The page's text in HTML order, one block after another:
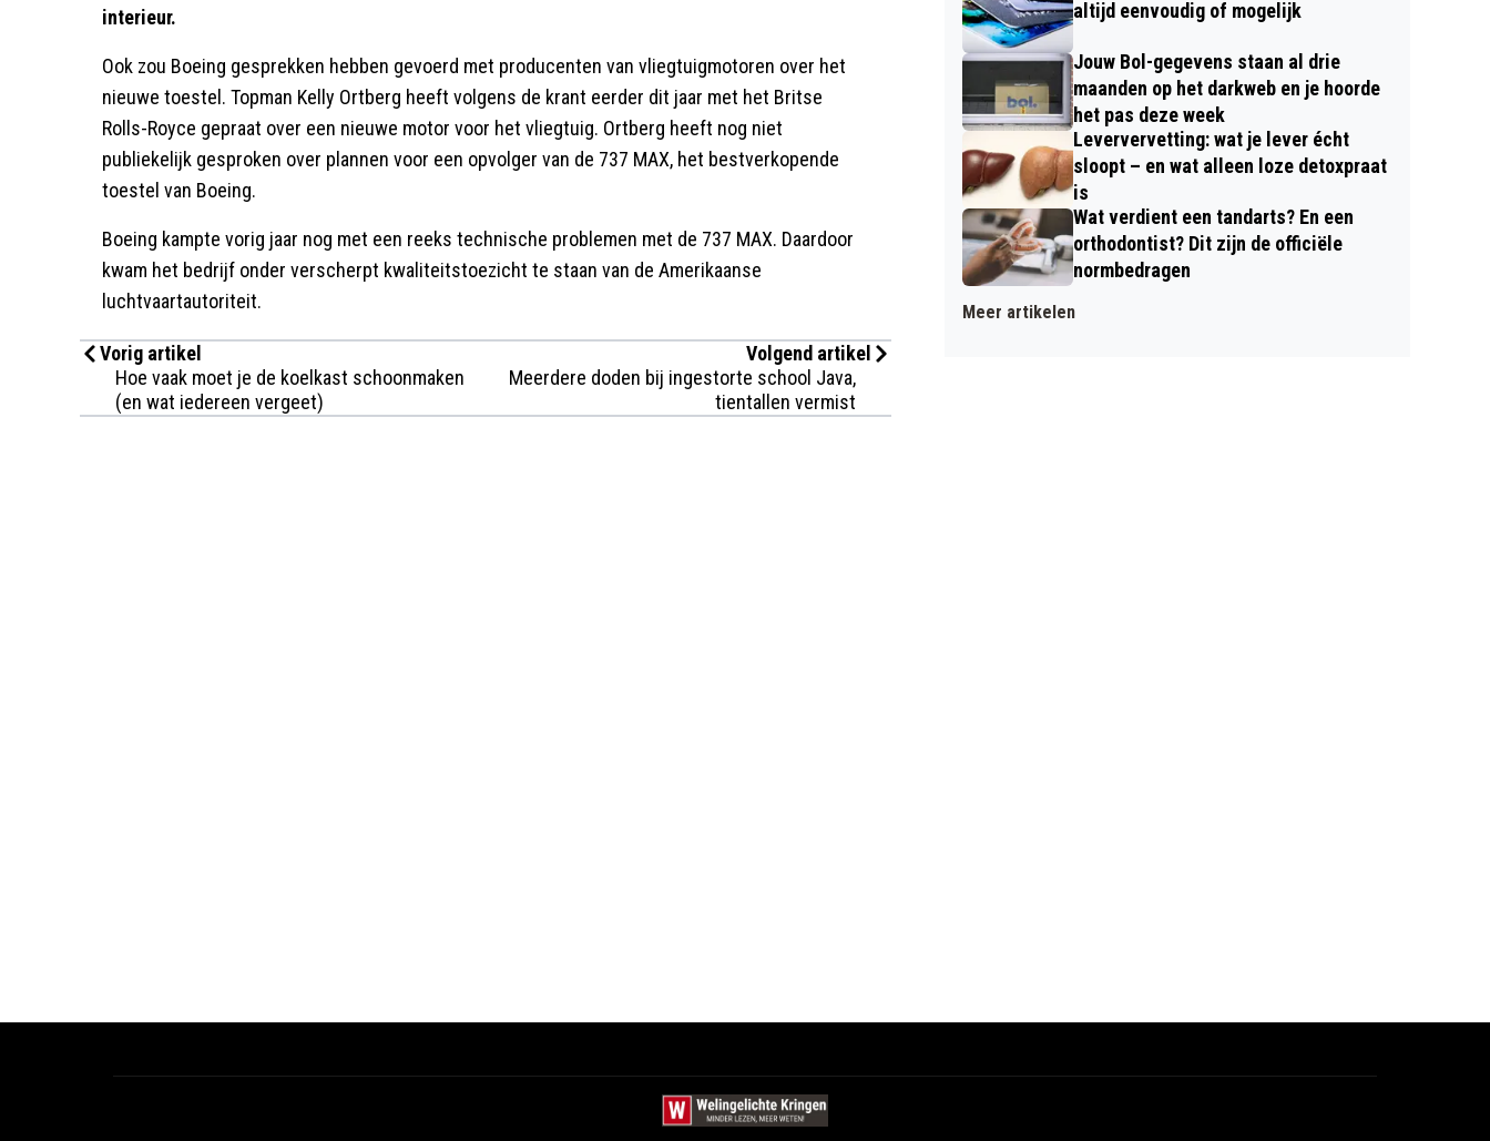
interieur.
Ook zou Boeing gesprekken hebben gevoerd met producenten van vliegtuigmotoren over het
nieuwe toestel. Topman Kelly Ortberg heeft volgens de krant eerder dit jaar met het Britse
Rolls-Royce gepraat over een nieuwe motor voor het vliegtuig. Ortberg heeft nog niet
publiekelijk gesproken over plannen voor een opvolger van de 737 MAX, het bestverkopende
toestel van Boeing.
Boeing kampte vorig jaar nog met een reeks technische problemen met de 737 MAX. Daardoor
kwam het bedrijf onder verscherpt kwaliteitstoezicht te staan van de Amerikaanse
luchtvaartautoriteit.
Vorig artikel
Hoe vaak moet je de koelkast schoonmaken
(en wat iedereen vergeet)
Volgend artikel
Meerdere doden bij ingestorte school Java,
tientallen vermist
altijd eenvoudig of mogelijk
Jouw Bol-gegevens staan al drie
maanden op het darkweb en je hoorde
het pas deze week
Leververvetting: wat je lever écht
sloopt – en wat alleen loze detoxpraat
is
Wat verdient een tandarts? En een
orthodontist? Dit zijn de officiële
normbedragen
Meer artikelen